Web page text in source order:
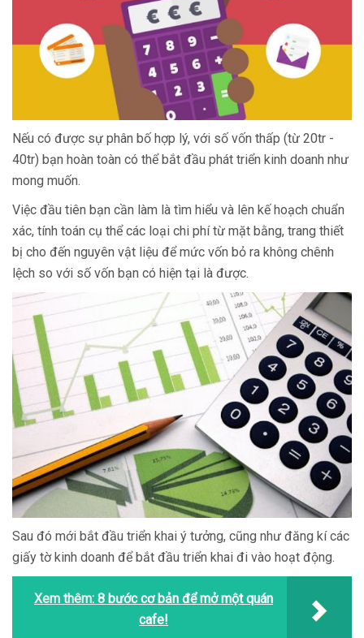
Nếu có được sự phân bố hợp lý, với số vốn thấp (từ 20tr -
40tr) bạn hoàn toàn có thể bắt đầu phát triển kinh doanh như
mong muốn.
Việc đầu tiên bạn cần làm là tìm hiểu và lên kế hoạch chuẩn
xác, tính toán cụ thể các loại chi phí từ mặt bằng, trang thiết
bị cho đến nguyên vật liệu để mức vốn bỏ ra không chênh
lệch so với số vốn bạn có hiện tại là được.
Sau đó mới bắt đầu triển khai ý tưởng, cũng như đăng kí các
giấy tờ kinh doanh để bắt đầu triển khai đi vào hoạt động.
Xem thêm: 8 bước cơ bản để mở một quán
cafe!